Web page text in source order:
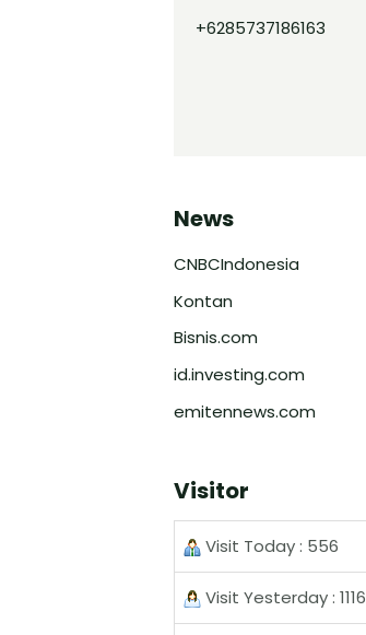
+6285737186163
News
CNBCIndonesia
Kontan
Bisnis.com
id.investing.com
emitennews.com
Visitor
Visit Today : 556
Visit Yesterday : 1116